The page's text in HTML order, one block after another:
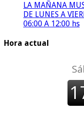
LA MAÑANA
DE LUNES A
06:00 A 12:00 hs
Hora actual